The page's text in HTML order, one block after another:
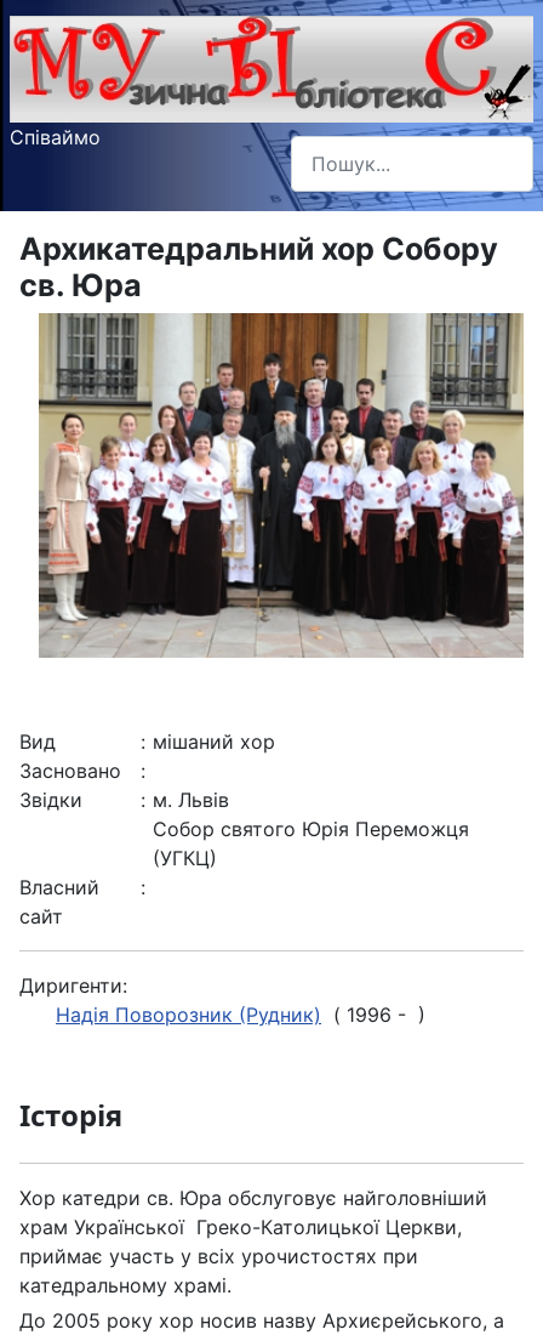
Співаймо Пошук
Type 2 or more characters
Архикатедральний хор Собору
св. Юра
Вид : мішаний хор
Засновано
:
Звідки
: м. Львів
Собор святого Юрія Переможця
(УГКЦ)
Власний
сайт
:
Диригенти:
Надія Поворозник (Рудник) ( 1996 - )
Історія
Хор катедри св. Юра обслуговує найголовніший
храм Української Греко-Католицької Церкви,
приймає участь у всіх урочистостях при
катедральному храмі.
До 2005 року хор носив назву Архиєрейського, а